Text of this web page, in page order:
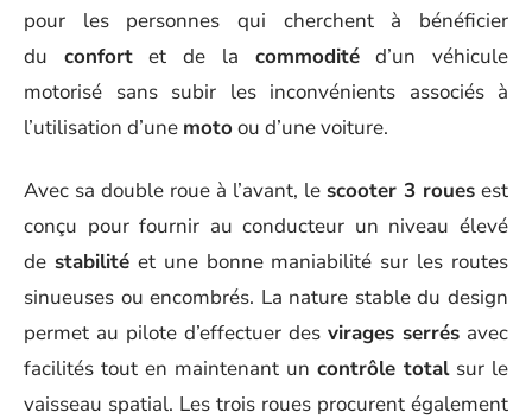
pour les personnes qui cherchent à bénéficier
du confortet de la commoditéd’un véhicule
motorisé sans subir les inconvénients associés à
l’utilisation d’une moto ou d’une voiture.
Avec sa double roue à l’avant, le scooter 3 roues est
conçu pour fournir au conducteur un niveau élevé
de stabilitéet une bonne maniabilité sur les routes
sinueuses ou encombrés. La nature stable du design
permet au pilote d’effectuer des virages serrés avec
facilités tout en maintenant un contrôle totalsur le
vaisseau spatial. Les trois roues procurent également